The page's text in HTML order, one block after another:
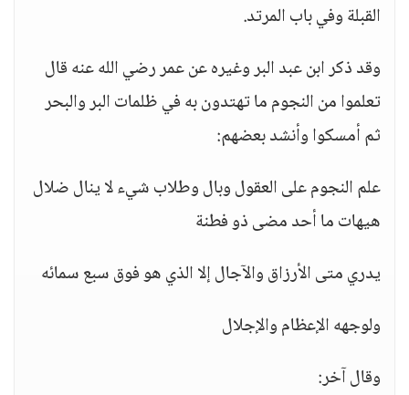
القبلة وفي باب المرتد.
وقد ذكر ابن عبد البر وغيره عن عمر رضي الله عنه قال
تعلموا من النجوم ما تهتدون به في ظلمات البر والبحر
ثم أمسكوا وأنشد بعضهم:
علم النجوم على العقول وبال وطلاب شيء لا ينال ضلال
هيهات ما أحد مضى ذو فطنة
يدري متى الأرزاق والآجال إلا الذي هو فوق سبع سمائه
ولوجهه الإعظام والإجلال
وقال آخر: